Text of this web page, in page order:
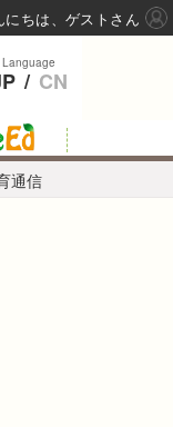
通信
Language
/ CN
にちは、ゲストさん